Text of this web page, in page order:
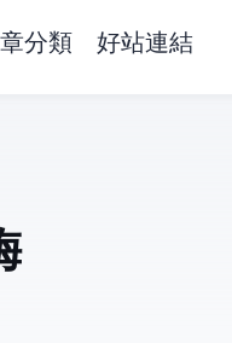
分類 好站連結